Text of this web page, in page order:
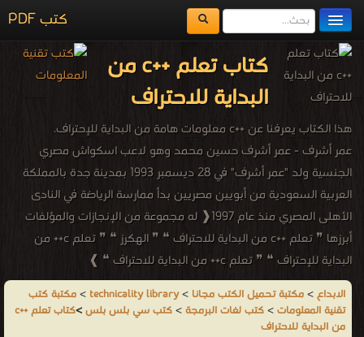
كتب PDF
مكتبة الكتب
المكتبات
الفهرس
اضف كتاب
كتاب تعلم ++c من
البداية للاحتراف
هذا الكتاب يعرفنا عن ++c معلومات هامة من البداية للإحتراف.
عمر أشرف - عمر أشرف حسين محمد وهو لاعب اسكواش مصري
الجنسية ولد "عمر أشرف" في 28 ديسمبر 1993 بمدينة جدة بالمملكة
العربية السعودية من أبويين مصريين بدأ ممارسة الرياضة في النادى
الأهلى المصري منذ عام 1997❰ له مجموعة من الإنجازات والمؤلفات
أبرزها ❞ تعلم ++c من البداية للاحتراف ❝ ❞ الهكرز ❝ ❞ تعلم c++ من
البداية للإحتراف ❝ ❞ تعلم c++ من البداية للاحتراف ❝ ❱
من كتب سي بلس بلس كتب لغات البرمجة - مكتبة كتب تقنية
المعلومات.
الابداع>مكتبة تحميل الكتب مجانا >
technicality library
>مكتبة كتب
تقنية المعلومات>كتب لغات البرمجة>كتب سي بلس بلس>
كتاب تعلم ++c
من البداية للاحتراف